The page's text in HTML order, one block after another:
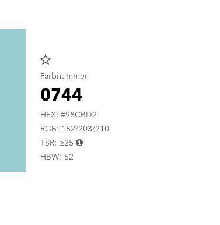
star_border
Farbnummer
0744
HEX: #98CBD2
RGB: 152/203/210
TSR: ≥25
HBW: 52